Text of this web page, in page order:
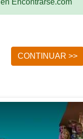
en Encontrarse.com
CONTINUAR >>